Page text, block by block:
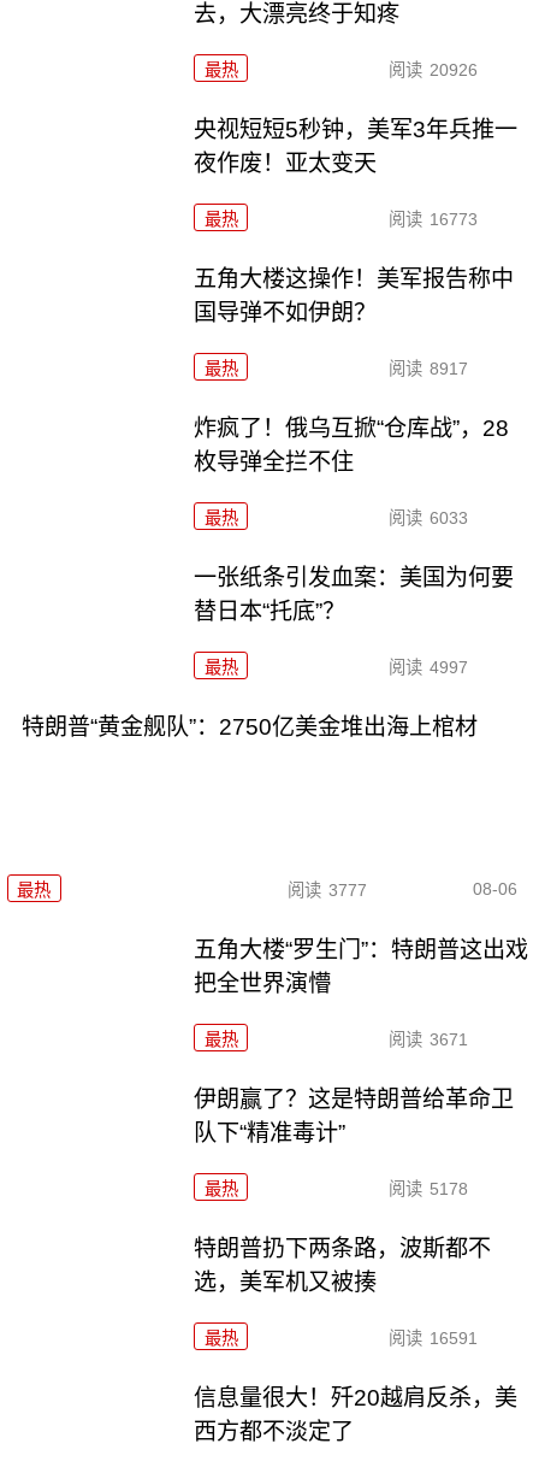
去，大漂亮终于知疼
最热 阅读 20926
央视短短5秒钟，美军3年兵推一
夜作废！亚太变天
最热 阅读 16773
五角大楼这操作！美军报告称中
国导弹不如伊朗？
最热 阅读 8917
炸疯了！俄乌互掀“仓库战”，28
枚导弹全拦不住
最热 阅读 6033
一张纸条引发血案：美国为何要
替日本“托底”？
最热 阅读 4997
特朗普“黄金舰队”：2750亿美金堆出海上棺材
最热 阅读 3777 08-06
五角大楼“罗生门”：特朗普这出戏
把全世界演懵
最热 阅读 3671
伊朗赢了？这是特朗普给革命卫
队下“精准毒计”
最热 阅读 5178
特朗普扔下两条路，波斯都不
选，美军机又被揍
最热 阅读 16591
信息量很大！歼20越肩反杀，美
西方都不淡定了